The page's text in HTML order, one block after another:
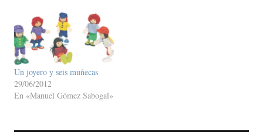
Un joyero y seis muñecas
29/06/2012
En «Manuel Gómez Sabogal»